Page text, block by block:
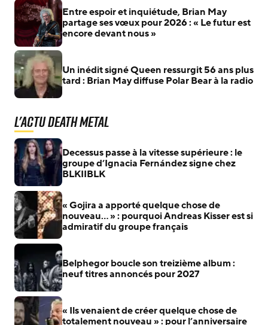
Entre espoir et inquiétude, Brian May
partage ses vœux pour 2026 : « Le futur est
encore devant nous »
Un inédit signé Queen ressurgit 56 ans plus
tard : Brian May diffuse Polar Bear à la radio
L'actu Death Metal
Decessus passe à la vitesse supérieure : le
groupe d’Ignacia Fernández signe chez
BLKIIBLK
« Gojira a apporté quelque chose de
nouveau… » : pourquoi Andreas Kisser est si
admiratif du groupe français
Belphegor boucle son treizième album :
neuf titres annoncés pour 2027
« Ils venaient de créer quelque chose de
totalement nouveau » : pour l’anniversaire